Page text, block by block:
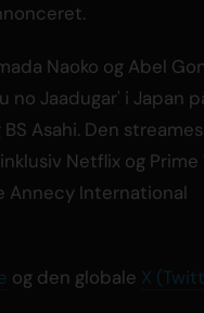
Naoko og Abel
no Jaadugar' i Japan
Asahi. Den
Netflix og Prime
Annecy International
og den globale X